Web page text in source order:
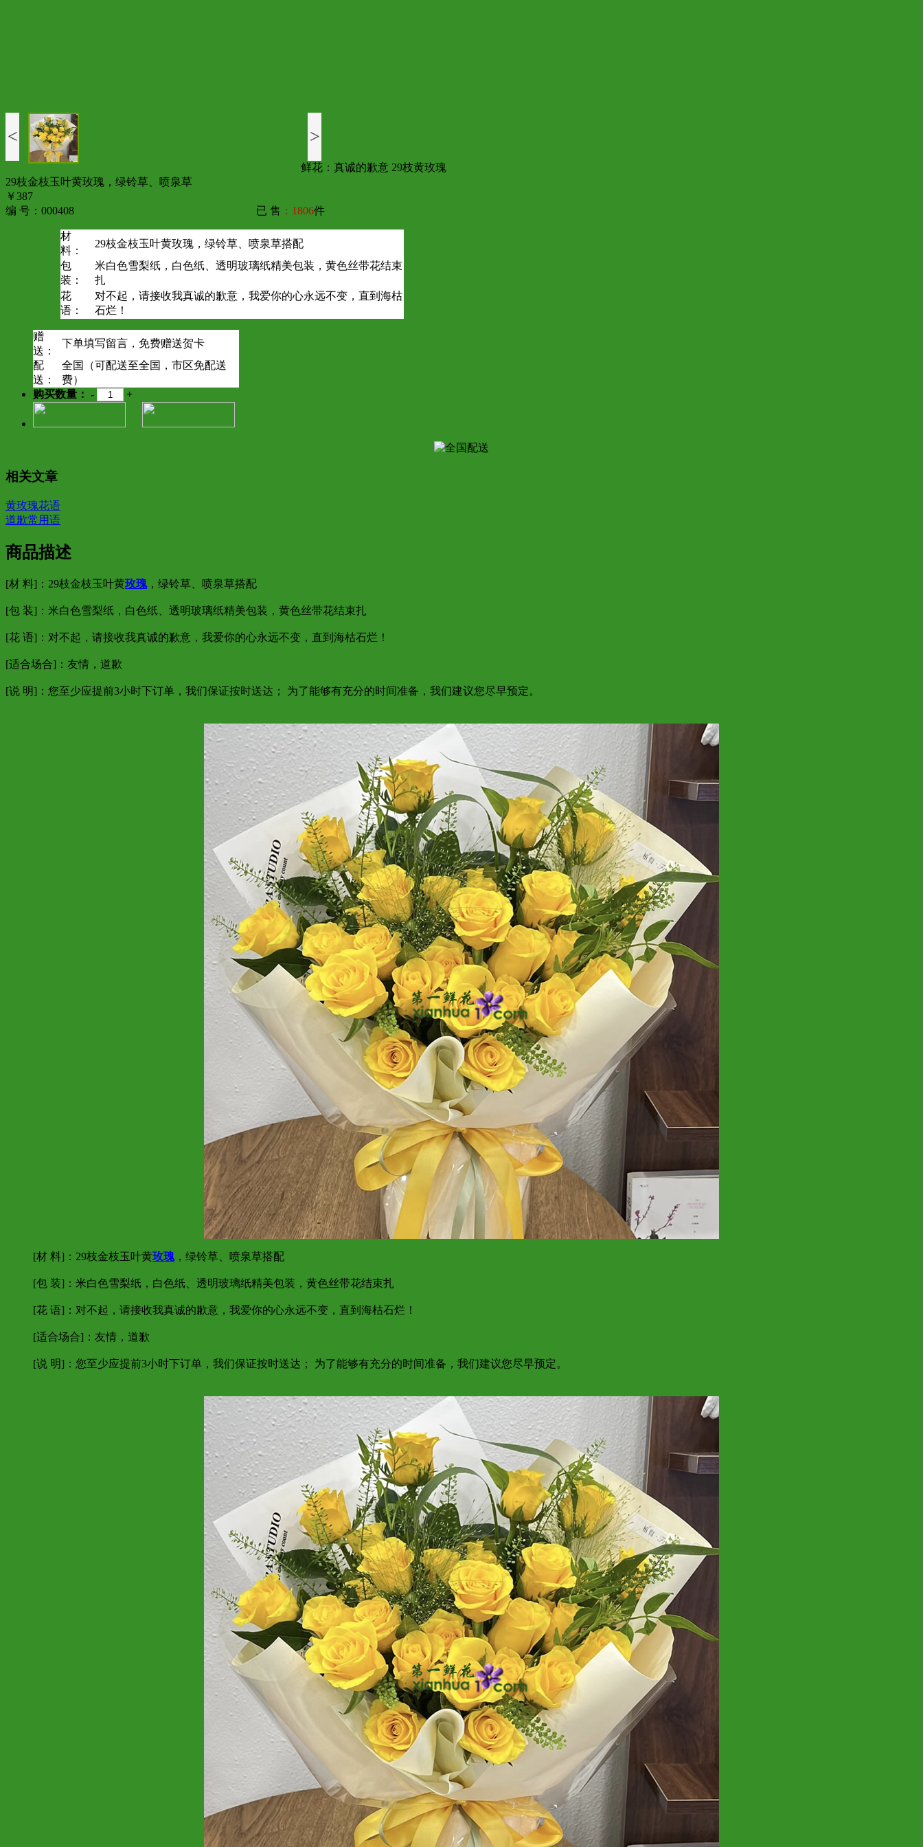
< >
鲜花：真诚的歉意 29枝黄玫瑰
29枝金枝玉叶黄玫瑰，绿铃草、喷泉草
￥387
编 号：000408
已 售 ：1806件
材
料：
29枝金枝玉叶黄玫瑰，绿铃草、喷泉草搭配
包
装：
米白色雪梨纸，白色纸、透明玻璃纸精美包装，黄色丝带花结束
扎
花
语：
对不起，请接收我真诚的歉意，我爱你的心永远不变，直到海枯
石烂！
赠
送：
下单填写留言，免费赠送贺卡
配
送：
全国（可配送至全国，市区免配送
费）
购买数量： - +
相关文章
黄玫瑰花语
道歉常用语
商品描述
[材 料]：29枝金枝玉叶黄玫瑰，绿铃草、喷泉草搭配
[包 装]：米白色雪梨纸，白色纸、透明玻璃纸精美包装，黄色丝带花结束扎
[花 语]：对不起，请接收我真诚的歉意，我爱你的心永远不变，直到海枯石烂！
[适合场合]：友情，道歉
[说 明]：您至少应提前3小时下订单，我们保证按时送达； 为了能够有充分的时间准备，我们建议您尽早预定。
[材 料]：29枝金枝玉叶黄玫瑰，绿铃草、喷泉草搭配
[包 装]：米白色雪梨纸，白色纸、透明玻璃纸精美包装，黄色丝带花结束扎
[花 语]：对不起，请接收我真诚的歉意，我爱你的心永远不变，直到海枯石烂！
[适合场合]：友情，道歉
[说 明]：您至少应提前3小时下订单，我们保证按时送达； 为了能够有充分的时间准备，我们建议您尽早预定。